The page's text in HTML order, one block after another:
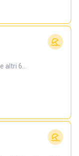
e altri 6…